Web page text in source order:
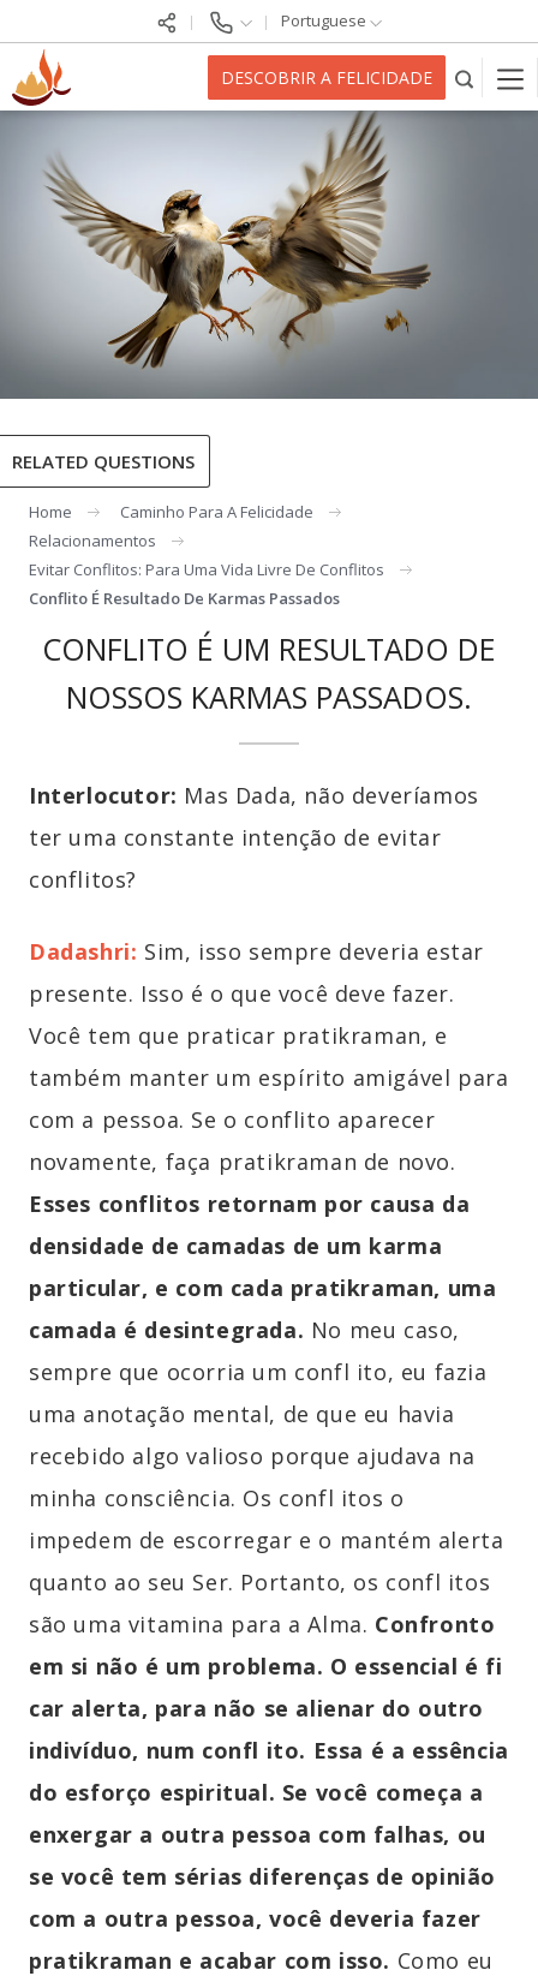
Portuguese
DESCOBRIR A FELICIDADE
RELATED QUESTIONS
Home
Caminho Para A Felicidade
Relacionamentos
Evitar Conflitos: Para Uma Vida Livre De Conflitos
Conflito É Resultado De Karmas Passados
CONFLITO É UM RESULTADO DE
NOSSOS KARMAS PASSADOS.
Interlocutor: Mas Dada, não deveríamos
ter uma constante intenção de evitar
conflitos?
Dadashri: Sim, isso sempre deveria estar
presente. Isso é o que você deve fazer.
Você tem que praticar pratikraman, e
também manter um espírito amigável para
com a pessoa. Se o conflito aparecer
novamente, faça pratikraman de novo.
Esses conflitos retornam por causa da
densidade de camadas de um karma
particular, e com cada pratikraman, uma
camada é desintegrada. No meu caso,
sempre que ocorria um confl ito, eu fazia
uma anotação mental, de que eu havia
recebido algo valioso porque ajudava na
minha consciência. Os confl itos o
impedem de escorregar e o mantém alerta
quanto ao seu Ser. Portanto, os confl itos
são uma vitamina para a Alma. Confronto
em si não é um problema. O essencial é fi
car alerta, para não se alienar do outro
indivíduo, num confl ito. Essa é a essência
do esforço espiritual. Se você começa a
enxergar a outra pessoa com falhas, ou
se você tem sérias diferenças de opinião
com a outra pessoa, você deveria fazer
pratikraman e acabar com isso. Como eu